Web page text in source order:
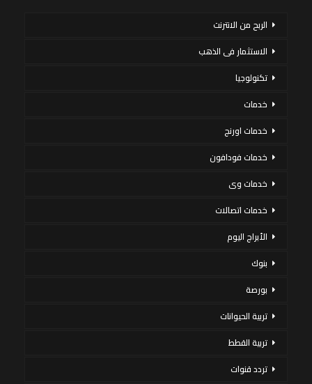
الربح من الانترنت
الاستثمار فى الذهب
تكنولوجيا
خدمات
خدمات اورنج
خدمات فودافون
خدمات وى
خدمات اتصالات
الأبراج اليوم
بنوك
بورصة
تربية الحيوانات
تربية القطط
تردد قنوات